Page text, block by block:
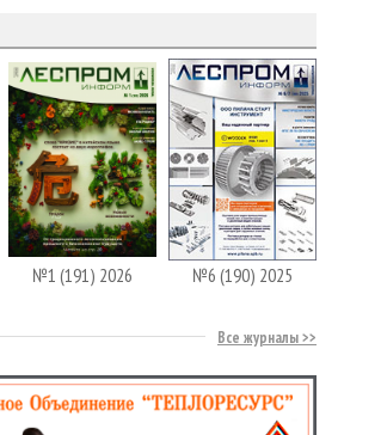
№1 (191) 2026 №6 (190) 2025
Все журналы